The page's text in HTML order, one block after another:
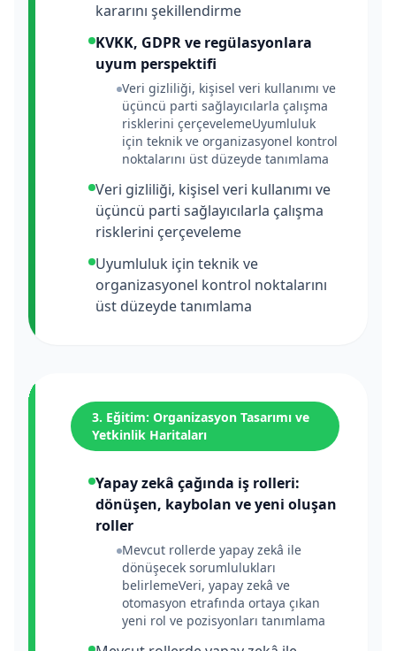
kararını şekillendirme
KVKK, GDPR ve regülasyonlara
uyum perspektifi
Veri gizliliği, kişisel veri kullanımı ve
üçüncü parti sağlayıcılarla çalışma
risklerini çerçevelemeUyumluluk
için teknik ve organizasyonel kontrol
noktalarını üst düzeyde tanımlama
Veri gizliliği, kişisel veri kullanımı ve
üçüncü parti sağlayıcılarla çalışma
risklerini çerçeveleme
Uyumluluk için teknik ve
organizasyonel kontrol noktalarını
üst düzeyde tanımlama
3. Eğitim: Organizasyon Tasarımı ve
Yetkinlik Haritaları
Yapay zekâ çağında iş rolleri:
dönüşen, kaybolan ve yeni oluşan
roller
Mevcut rollerde yapay zekâ ile
dönüşecek sorumlulukları
belirlemeVeri, yapay zekâ ve
otomasyon etrafında ortaya çıkan
yeni rol ve pozisyonları tanımlama